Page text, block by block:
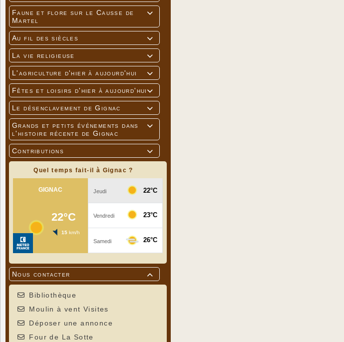

Faune et flore sur le Causse de
Martel

Au fil des siècles

La vie religieuse

L'agriculture d'hier à aujourd'hui

Fêtes et loisirs d'hier à aujourd'hui

Le désenclavement de Gignac

Grands et petits événements dans
l'histoire récente de Gignac

Contributions
Quel temps fait-il à Gignac ?

Nous contacter
Bibliothèque
Moulin à vent Visites
Déposer une annonce
Four de La Sotte